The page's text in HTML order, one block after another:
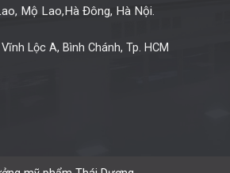
Mộ Lao,Hà Đông, Hà Nội.
Lộc A, Bình Chánh, Tp. HCM